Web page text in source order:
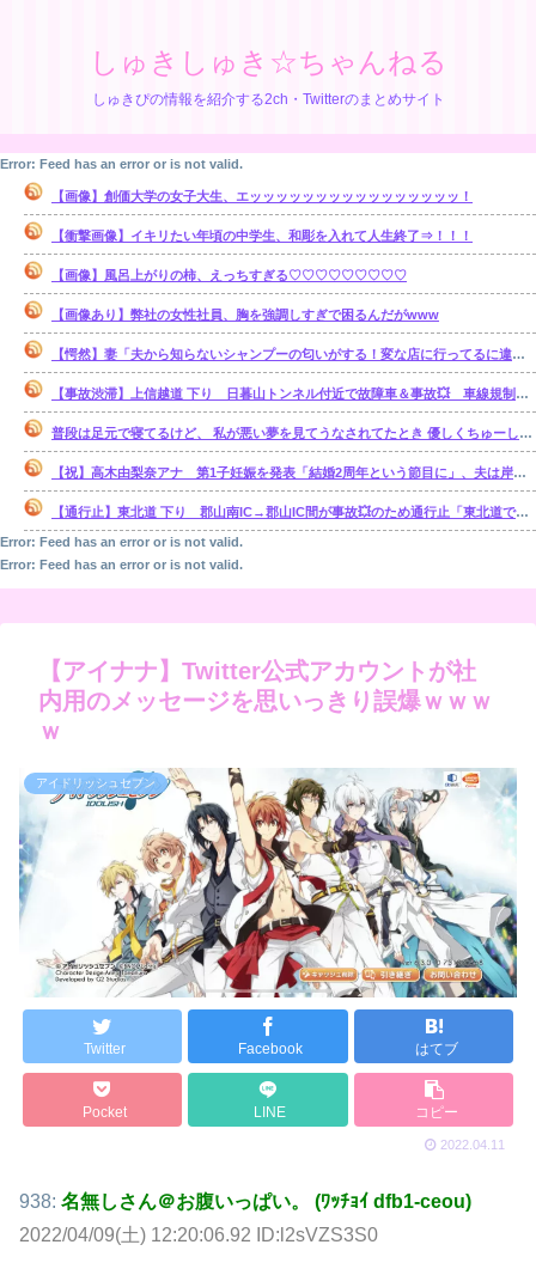
しゅきしゅき☆ちゃんねる
しゅきぴの情報を紹介する2ch・Twitterのまとめサイト
Error: Feed has an error or is not valid.
【画像】創価大学の女子大生、エッッッッッッッッッッッッッッッッ！
【衝撃画像】イキリたい年頃の中学生、和彫を入れて人生終了⇒！！！
【画像】風呂上がりの柿、えっちすぎる♡♡♡♡♡♡♡♡♡
【画像あり】弊社の女性社員、胸を強調しすぎで困るんだがwww
【愕然】妻「夫から知らないシャンプーの匂いがする！変な店に行ってるに違いない！！！」探偵「調べたところ･･･」⇒結果ｗｗ
【事故渋滞】上信越道 下り 日暮山トンネル付近で故障車＆事故💥 車線規制 松井田妙義IC〜佐久平IC 渋滞距離 10.0km 通過時間 50 分
普段は足元で寝てるけど、 私が悪い夢を見てうなされてたとき 優しくちゅーして起こしてくれた。【再】
【祝】高木由梨奈アナ 第1子妊娠を発表「結婚2周年という節目に」、夫は岸田タツヤ
【通行止】東北道 下り 郡山南IC→郡山IC間が事故💥のため通行止「東北道で単独事故 3人がけが1人が心肺停止」
Error: Feed has an error or is not valid.
Error: Feed has an error or is not valid.
【アイナナ】Twitter公式アカウントが社
内用のメッセージを思いっきり誤爆ｗｗｗ
ｗ
アイドリッシュセブン
Twitter Facebook はてブ
Pocket LINE コピー
2022.04.11
938: 名無しさん＠お腹いっぱい。 (ﾜｯﾁｮｲ dfb1-ceou)
2022/04/09(土) 12:20:06.92 ID:l2sVZS3S0